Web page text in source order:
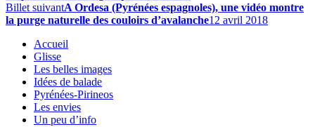
Billet suivantA Ordesa (Pyrénées espagnoles), une vidéo montre
la purge naturelle des couloirs d’avalanche12 avril 2018
Accueil
Glisse
Les belles images
Idées de balade
Pyrénées-Pirineos
Les envies
Un peu d’info